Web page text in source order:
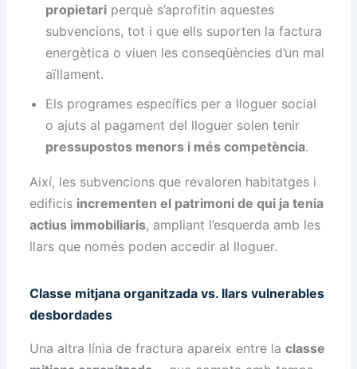
propietari perquè s’aprofitin aquestes
subvencions, tot i que ells suporten la factura
energètica o viuen les conseqüències d’un mal
aïllament.
Els programes específics per a lloguer social
o ajuts al pagament del lloguer solen tenir
pressupostos menors i més competència.
Així, les subvencions que revaloren habitatges i
edificis incrementen el patrimoni de qui ja tenia
actius immobiliaris, ampliant l’esquerda amb les
llars que només poden accedir al lloguer.
Classe mitjana organitzada vs. llars vulnerables
desbordades
Una altra línia de fractura apareix entre laclasse